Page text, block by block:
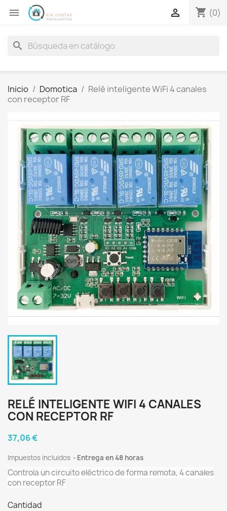
 shopping_cart (0)

search
Inicio Domotica
Relé inteligente WiFi 4 canales
con receptor RF
RELÉ INTELIGENTE WIFI 4 CANALES
CON RECEPTOR RF
37,06 €
Impuestos incluidos Entrega en 48 horas
Controla un circuito eléctrico de forma remota, 4 canales
con receptor RF
Cantidad